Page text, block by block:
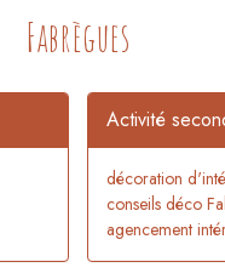
Fabrègues
Activité
décoration
conseils déco
agencement